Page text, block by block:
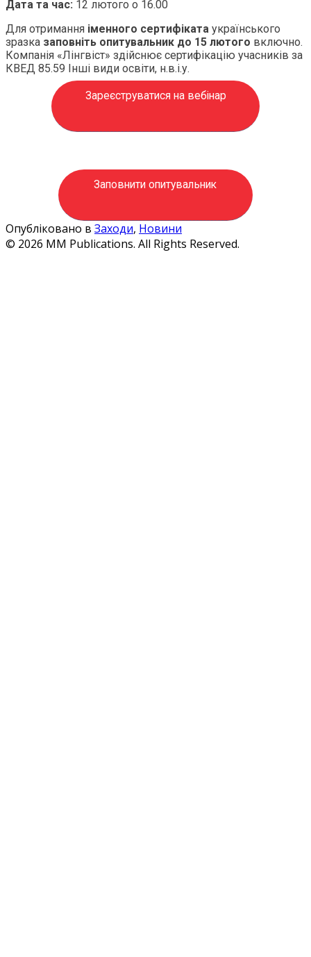
Дата та час: 12 лютого о 16.00
Для отримання іменного сертифіката українського
зразка заповніть опитувальник до 15 лютого включно.
Компанія «Лінгвіст» здійснює сертифікацію учасників за
КВЕД 85.59 Інші види освіти, н.в.і.у.
Зареєструватися на вебінар
Заповнити опитувальник
Опубліковано в Заходи, Новини
© 2026 MM Publications. All Rights Reserved.